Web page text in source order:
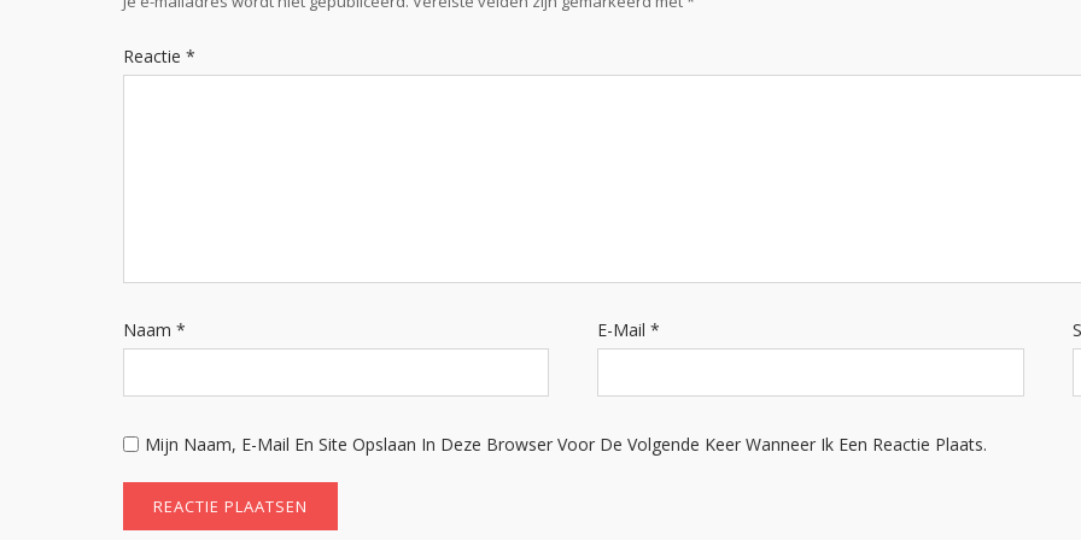
Reactie *
Naam * E-Mail*
Mijn Naam, E-Mail En Site Opslaan In Deze Browser Voor De Volgende Keer Wanneer Ik Een Reactie Plaats.